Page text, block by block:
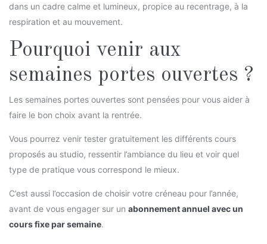
dans un cadre calme et lumineux, propice au recentrage, à la
respiration et au mouvement.
Pourquoi venir aux
semaines portes ouvertes ?
Les semaines portes ouvertes sont pensées pour vous aider à
faire le bon choix avant la rentrée.
Vous pourrez venir tester gratuitement les différents cours
proposés au studio, ressentir l’ambiance du lieu et voir quel
type de pratique vous correspond le mieux.
C’est aussi l’occasion de choisir votre créneau pour l’année,
avant de vous engager sur un abonnement annuel avec un
cours fixe par semaine.